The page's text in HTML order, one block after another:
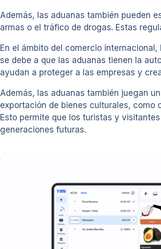
Además, las aduanas también pueden
armas o el tráfico de drogas. Estas
En el ámbito del comercio
se debe a que las aduanas tienen la
ayudan a proteger a las empresas y
Además, las aduanas también juegan
exportación de bienes culturales, como
Esto permite que los turistas y
generaciones futuras.